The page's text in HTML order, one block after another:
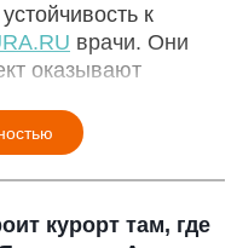
к
врачи. Они
оказывают
курорт там, где